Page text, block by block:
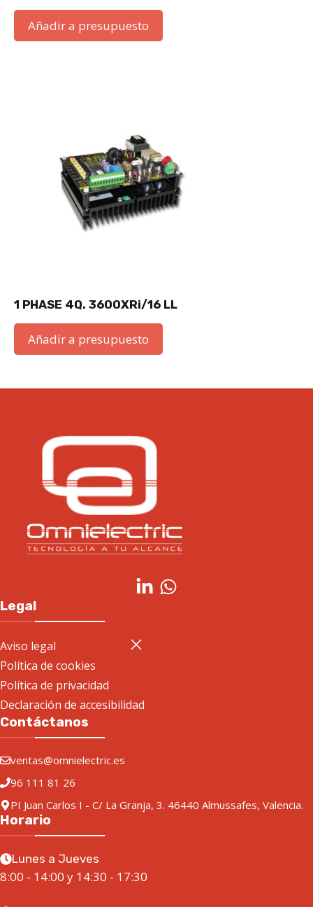
Añadir a presupuesto
1 PHASE 4Q. 3600XRi/16 LL
Añadir a presupuesto
Legal
Aviso legal
Política de cookies
Política de privacidad
Declaración de accesibilidad
Contáctanos
ventas@omnielectric.es
96 111 81 26
PI Juan Carlos I - C/ La Granja, 3. 46440 Almussafes, Valencia.
Horario
Lunes a Jueves
8:00 - 14:00 y 14:30 - 17:30